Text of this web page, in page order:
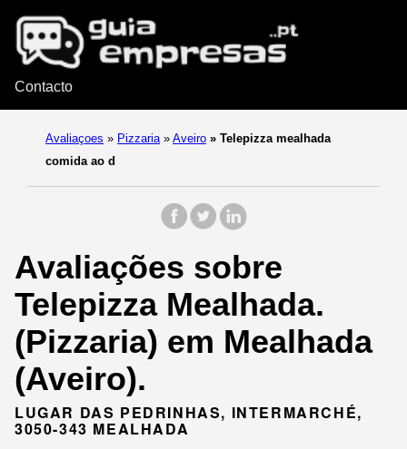
Contacto
Avaliaçoes » Pizzaria » Aveiro » Telepizza mealhada
comida ao d
Avaliações sobre
Telepizza Mealhada.
(Pizzaria) em Mealhada
(Aveiro).
LUGAR DAS PEDRINHAS, INTERMARCHÉ,
3050-343 MEALHADA